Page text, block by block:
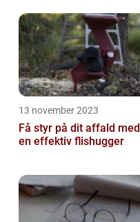
13 november 2023
Få styr på dit affald med
en effektiv flishugger